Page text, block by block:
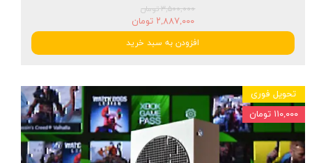
۳,۵۰۰,۰۰۰ تومان
۲,۸۸۷,۰۰۰ تومان
افزودن به سبد خرید
تحویل فوری
۱۱۰,۰۰۰ تومان